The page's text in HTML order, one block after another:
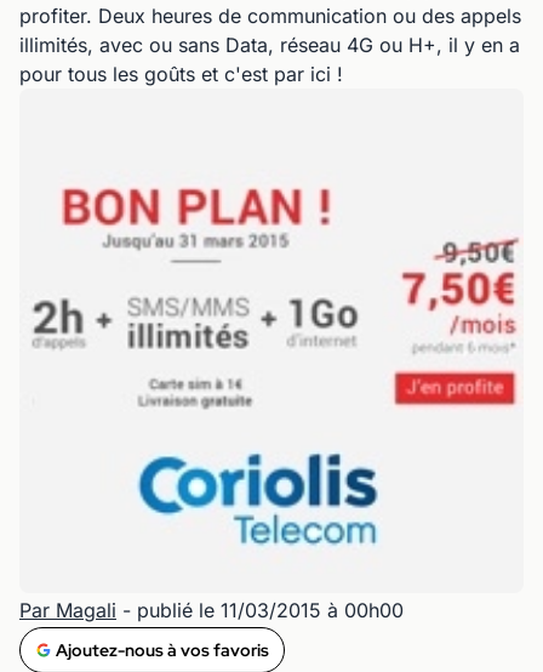
profiter. Deux heures de communication ou des appels
illimités, avec ou sans Data, réseau 4G ou H+, il y en a
pour tous les goûts et c'est par ici !
Par Magali - publié le 11/03/2015 à 00h00
Ajoutez-nous à vos favoris